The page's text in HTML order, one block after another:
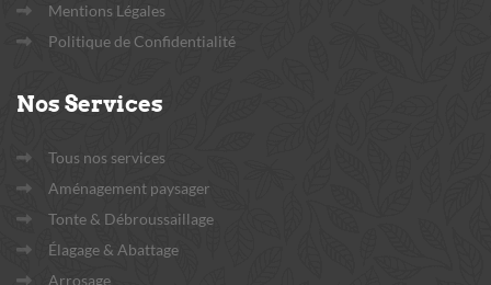
Mentions Légales
Politique de Confidentialité
Nos Services
Tous nos services
Aménagement paysager
Tonte & Débroussaillage
Élagage & Abattage
Arrosage